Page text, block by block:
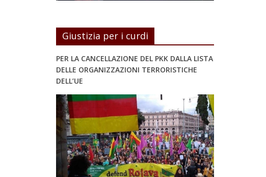
Giustizia per i curdi
PER LA CANCELLAZIONE DEL PKK DALLA LISTA
DELLE ORGANIZZAZIONI TERRORISTICHE
DELL’UE